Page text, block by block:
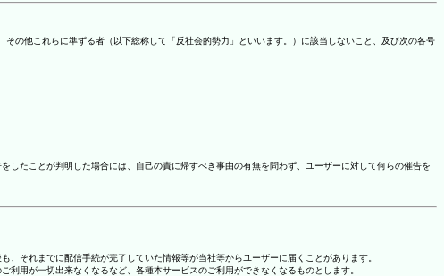
の他これらに準ずる者（以下総称して「反社会的勢力」といいます。）に該当しないこと、及び次の各号
たことが判明した場合には、自己の責に帰すべき事由の有無を問わず、ユーザーに対して何らの催告を
それまでに配信手続が完了していた情報等が当社等からユーザーに届くことがあります。
用が一切出来なくなるなど、各種本サービスのご利用ができなくなるものとします。